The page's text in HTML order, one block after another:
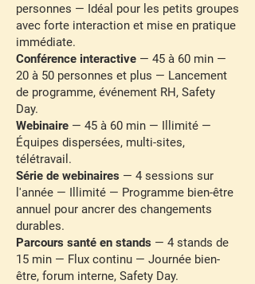
personnes — Idéal pour les petits groupes
avec forte interaction et mise en pratique
immédiate.
Conférence interactive — 45 à 60 min —
20 à 50 personnes et plus — Lancement
de programme, événement RH, Safety
Day.
Webinaire — 45 à 60 min — Illimité —
Équipes dispersées, multi-sites,
télétravail.
Série de webinaires — 4 sessions sur
l'année — Illimité — Programme bien-être
annuel pour ancrer des changements
durables.
Parcours santé en stands — 4 stands de
15 min — Flux continu — Journée bien-
être, forum interne, Safety Day.